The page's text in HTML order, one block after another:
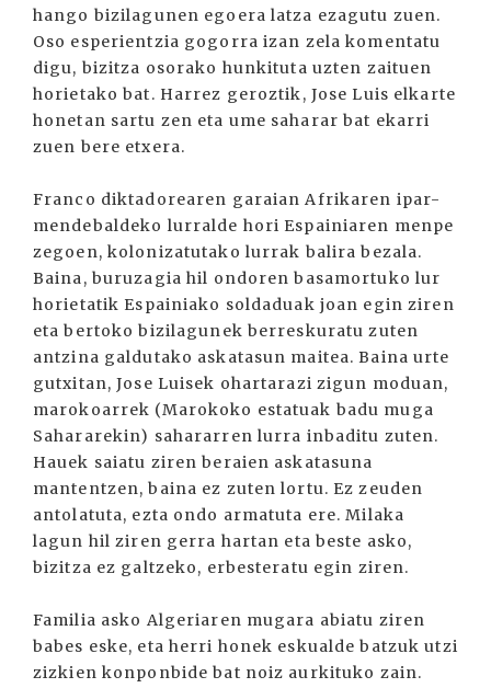
hango bizilagunen egoera latza ezagutu zuen.
Oso esperientzia gogorra izan zela komentatu
digu, bizitza osorako hunkituta uzten zaituen
horietako bat. Harrez geroztik, Jose Luis elkarte
honetan sartu zen eta ume saharar bat ekarri
zuen bere etxera.
Franco diktadorearen garaian Afrikaren ipar-
mendebaldeko lurralde hori Espainiaren menpe
zegoen, kolonizatutako lurrak balira bezala.
Baina, buruzagia hil ondoren basamortuko lur
horietatik Espainiako soldaduak joan egin ziren
eta bertoko bizilagunek berreskuratu zuten
antzina galdutako askatasun maitea. Baina urte
gutxitan, Jose Luisek ohartarazi zigun moduan,
marokoarrek (Marokoko estatuak badu muga
Sahararekin) sahararren lurra inbaditu zuten.
Hauek saiatu ziren beraien askatasuna
mantentzen, baina ez zuten lortu. Ez zeuden
antolatuta, ezta ondo armatuta ere. Milaka
lagun hil ziren gerra hartan eta beste asko,
bizitza ez galtzeko, erbesteratu egin ziren.
Familia asko Algeriaren mugara abiatu ziren
babes eske, eta herri honek eskualde batzuk utzi
zizkien konponbide bat noiz aurkituko zain.